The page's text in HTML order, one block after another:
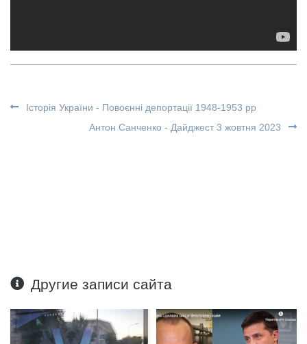
Історія України - Повоєнні депортації 1948-1953 рр
Антон Санченко - Дайджест 3 жовтня 2023
Другие записи сайта